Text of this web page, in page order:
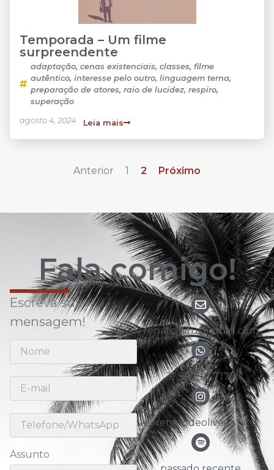
Temporada – Um filme
surpreendente
adaptação, cenas existenciais, classes, filme
autêntico, interesse pelo outro, linguagem terna,
preparação de atores, raio de lucidez, respiro,
superação
agosto 4, 2024 Leia mais
Anterior 1 2 Próximo
Fala comigo!
Escreva sua
mensagem!
Assunto
renato.nitu@gmail.com
31 98783-7178
@renatodeoliveira.nitu